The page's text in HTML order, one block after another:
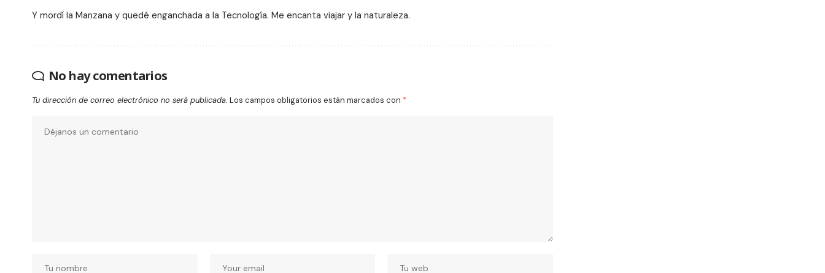
Y mordí la Manzana y quedé enganchada a la Tecnología. Me encanta viajar y la naturaleza.
No hay comentarios
Tu dirección de correo electrónico no será publicada. Los campos obligatorios están marcados con *